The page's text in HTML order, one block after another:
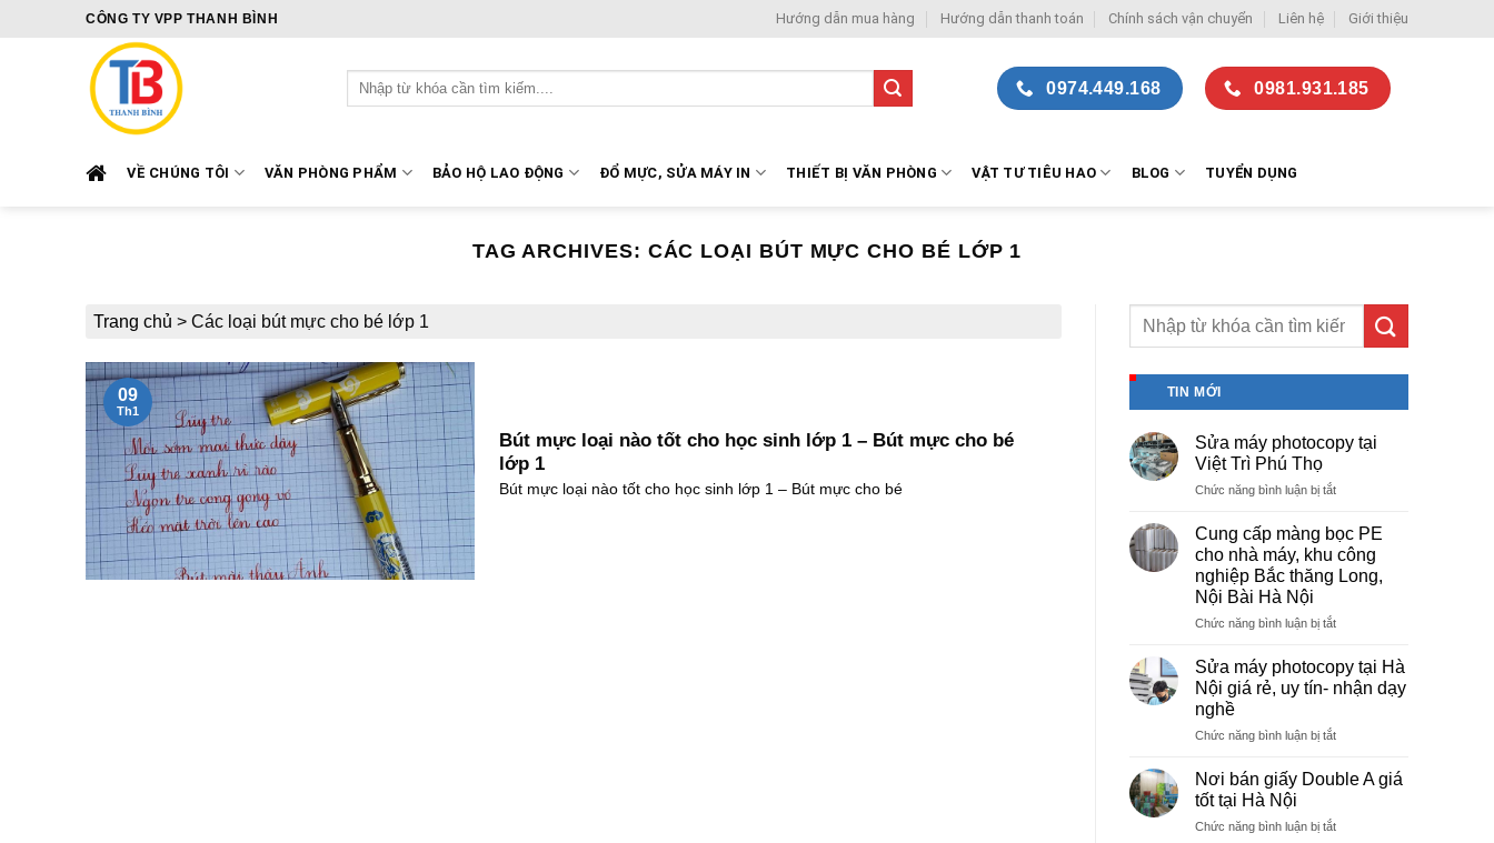
CÔNG TY VPP THANH BÌNH Hướng dẫn mua hàng Hướng dẫn thanh toán Chính sách vận chuyển Liên hệ Giới thiệu
Tìm
kiếm:
0974.449.168 0981.931.185
VỀ CHÚNG TÔI VĂN PHÒNG PHẨM BẢO HỘ LAO ĐỘNG ĐỔ MỰC, SỬA MÁY IN THIẾT BỊ VĂN PHÒNG VẬT TƯ TIÊU HAO BLOG TUYỂN DỤNG
TAG ARCHIVES: CÁC LOẠI BÚT MỰC CHO BÉ LỚP 1
Trang chủ > Các loại bút mực cho bé lớp 1
Bút mực loại nào tốt cho học sinh lớp 1 – Bút mực cho bé
lớp 1
Bút mực loại nào tốt cho học sinh lớp 1 – Bút mực cho bé
09
Th1
TIN MỚI
Sửa máy photocopy tại
Việt Trì Phú Thọ
Chức năng bình luận bị tắtở
photocopy
tại
Việt
Phú
Cung cấp màng bọc PE
cho nhà máy, khu công
nghiệp Bắc thăng Long,
Nội Bài Hà Nội
Chức năng bình luận bị tắtở
màng
bọc
cho
máy,
nghiệp
Sửa máy photocopy tại Hà
Nội giá rẻ, uy tín- nhận dạy
nghề
Chức năng bình luận bị tắtở
máy
photocopy
Hà
Nơi bán giấy Double A giá
tốt tại Hà Nội
Chức năng bình luận bị tắtở